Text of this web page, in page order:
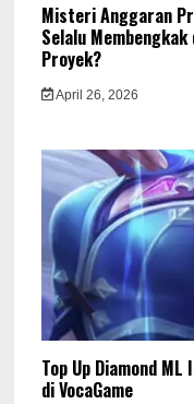
Misteri Anggaran
Selalu Membengkak
Proyek?
April 26, 2026
Top Up Diamond
di VocaGame